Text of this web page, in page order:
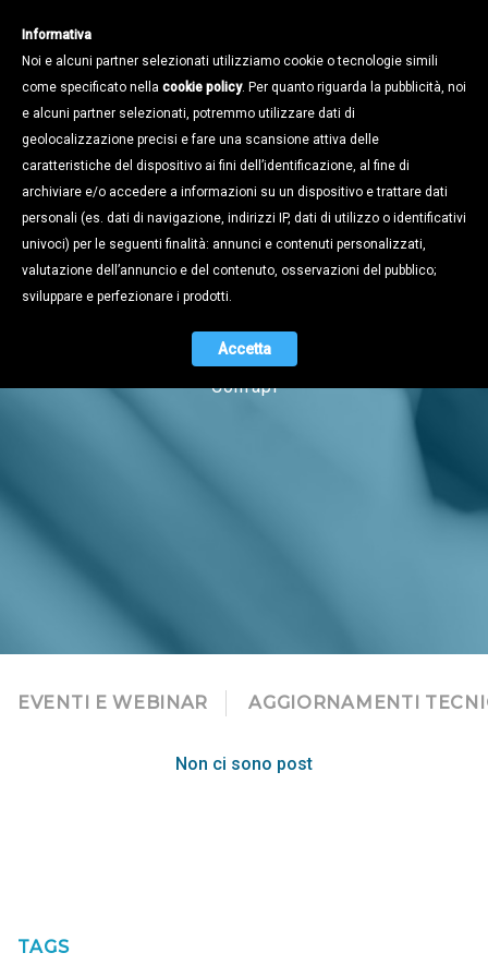
Notizie
Naviga tra i contenuti dell'universo
Confapi
EVENTI E WEBINAR AGGIORNAMENTI
Non ci sono post
TAGS
Informativa
Noi e alcuni partner selezionati utilizziamo cookie o tecnologie simili
come specificato nella cookie policy. Per quanto riguarda la pubblicità, noi
e alcuni partner selezionati, potremmo utilizzare dati di
geolocalizzazione precisi e fare una scansione attiva delle
caratteristiche del dispositivo ai fini dell’identificazione, al fine di
archiviare e/o accedere a informazioni su un dispositivo e trattare dati
personali (es. dati di navigazione, indirizzi IP, dati di utilizzo o identificativi
univoci) per le seguenti finalità: annunci e contenuti personalizzati,
valutazione dell’annuncio e del contenuto, osservazioni del pubblico;
sviluppare e perfezionare i prodotti.
Accetta